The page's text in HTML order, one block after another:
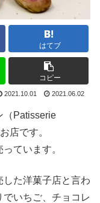
はてブ
コピー
2021.10.01 2021.06.02
（Patisserie
店です。
ています。
た洋菓子店と言わ
いちご、チョコレ